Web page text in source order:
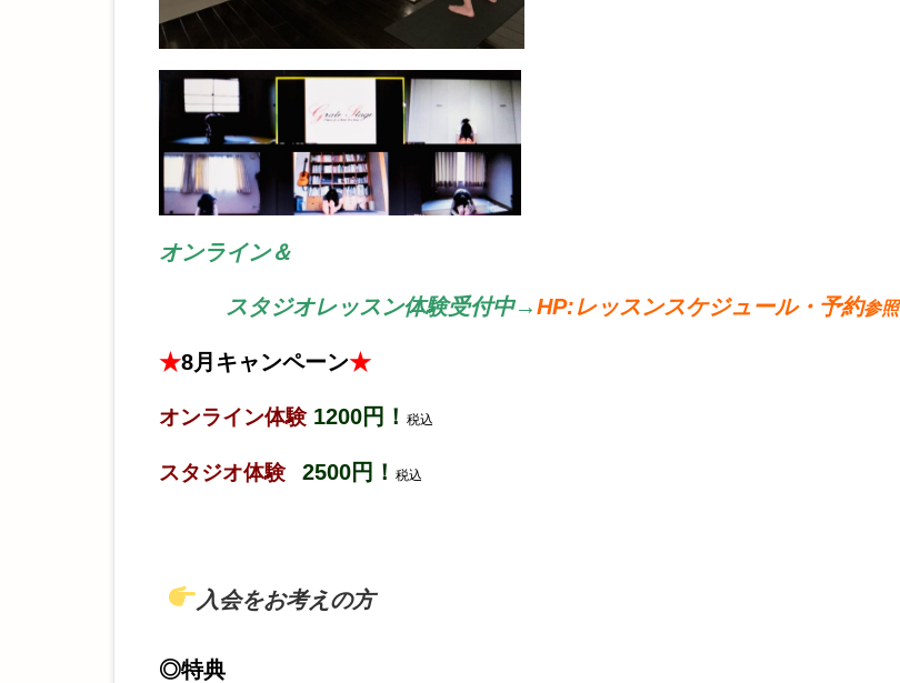
オンライン＆
スタジオレッスン体験受付中→HP:レッスンスケジュール・予約参照
★8月キャンペーン★
オンライン体験1200円！ 税込
スタジオ体験 2500円！ 税込
入会をお考えの方
◎特典